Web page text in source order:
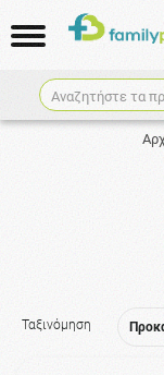
Αναζητήστε τα
Ταξινόμηση